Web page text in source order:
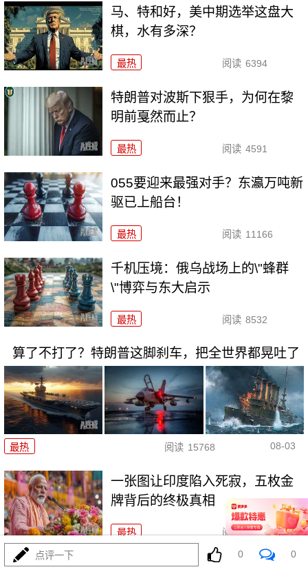
马、特和好，美中期选举这盘大
棋，水有多深？
最热 阅读 6394
特朗普对波斯下狠手，为何在黎
明前戛然而止？
最热 阅读 4591
055要迎来最强对手？东瀛万吨新
驱已上船台！
最热 阅读 11166
千机压境：俄乌战场上的\"蜂群
\"博弈与东大启示
最热 阅读 8532
算了不打了？特朗普这脚刹车，把全世界都晃吐了
最热 阅读 15768 08-03
一张图让印度陷入死寂，五枚金
牌背后的终极真相
最热 阅读 10966
美国踏进3个大坑把自己埋了！恐怕一个都爬不出
点评一下 0 0